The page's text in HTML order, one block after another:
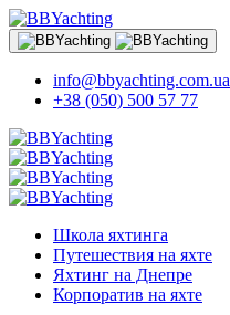
info@bbyachting.com.ua
+38 (050) 500 57 77
Школа яхтинга
Путешествия на яхте
Яхтинг на Днепре
Корпоратив на яхте